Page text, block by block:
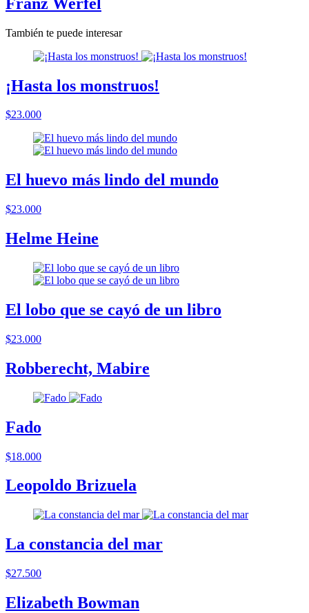
También te puede interesar
¡Hasta los monstruos!
$23.000
El huevo más lindo del mundo
$23.000
Helme Heine
El lobo que se cayó de un libro
$23.000
Robberecht, Mabire
Fado
$18.000
Leopoldo Brizuela
La constancia del mar
$27.500
Elizabeth Bowman